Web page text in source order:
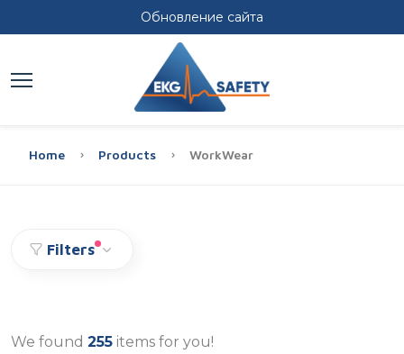
Обновление сайта
Home Products WorkWear
Filters
We found 255 items for you!